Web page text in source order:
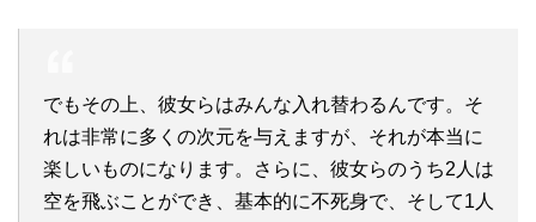
でもその上、彼女らはみんな入れ替わるんです。そ
れは非常に多くの次元を与えますが、それが本当に
楽しいものになります。さらに、彼女らのうち2人は
空を飛ぶことができ、基本的に不死身で、そして1人